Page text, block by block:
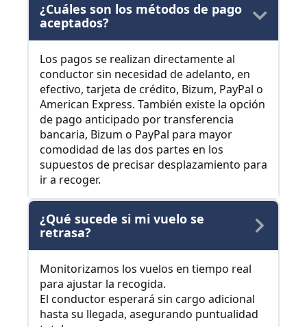
¿Cuáles son los métodos de pago
aceptados?
Los pagos se realizan directamente al
conductor sin necesidad de adelanto, en
efectivo, tarjeta de crédito, Bizum, PayPal o
American Express. También existe la opción
de pago anticipado por transferencia
bancaria, Bizum o PayPal para mayor
comodidad de las dos partes en los
supuestos de precisar desplazamiento para
ir a recoger.
¿Qué sucede si mi vuelo se
retrasa?
Monitorizamos los vuelos en tiempo real
para ajustar la recogida.
El conductor esperará sin cargo adicional
hasta su llegada, asegurando puntualidad